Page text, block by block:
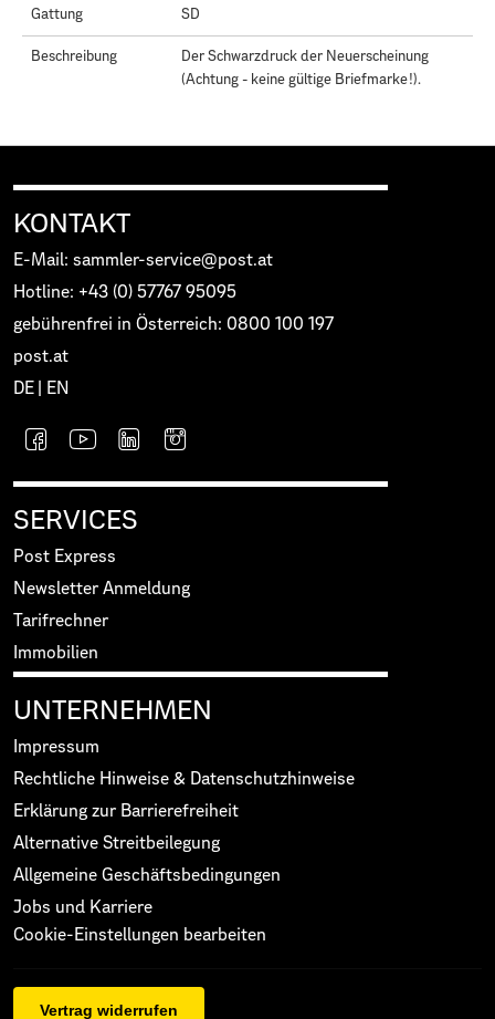
Gattung SD
Beschreibung
Der Schwarzdruck der Neuerscheinung
(Achtung - keine gültige Briefmarke!).
KONTAKT
E-Mail: sammler-service@post.at
Hotline: +43 (0) 57767 95095
gebührenfrei in Österreich: 0800 100 197
post.at
DE
EN
SERVICES
Post Express
Newsletter Anmeldung
Tarifrechner
Immobilien
UNTERNEHMEN
Impressum
Rechtliche Hinweise & Datenschutzhinweise
Erklärung zur Barrierefreiheit
Alternative Streitbeilegung
Allgemeine Geschäftsbedingungen
Jobs und Karriere
Cookie-Einstellungen bearbeiten
Vertrag widerrufen